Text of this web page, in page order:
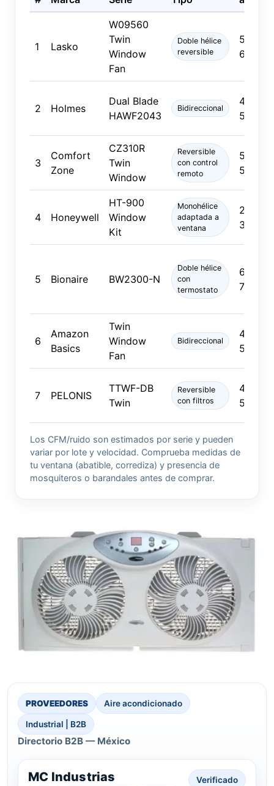
1 Lasko
W09560
Twin
Window
Fan
Doble hélice
reversible
500–
600
2 Holmes
Dual Blade
HAWF2043
Bidireccional
400–
500
3
Comfort
Zone
CZ310R
Twin
Window
Reversible
con control
remoto
500–
550
4 Honeywell
HT-900
Window
Kit
Monohélice
adaptada a
ventana
250–
300
5 Bionaire BW2300-N
Doble hélice
con
termostato
600–
700
6
Amazon
Basics
Twin
Window
Fan
Bidireccional
450–
500
7 PELONIS
TTWF-DB
Twin
Reversible
con filtros
450–
520
Los CFM/ruido son estimados por serie y pueden
variar por lote y velocidad. Comprueba medidas de
tu ventana (abatible, corrediza) y presencia de
mosquiteros o barandales antes de comprar.
PROVEEDORES Aire acondicionado
Industrial | B2B
Directorio B2B — México
MC Industrias Verificado